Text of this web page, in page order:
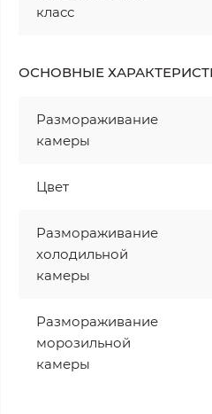
класс
ОСНОВНЫЕ
Размораживание
камеры
Цвет
Размораживание
холодильной
камеры
Размораживание
морозильной
камеры